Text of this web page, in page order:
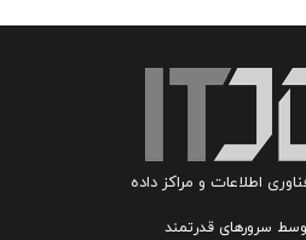
اطلاعات و مراکز داده
سرورهای قدرتمند